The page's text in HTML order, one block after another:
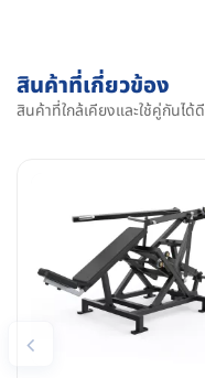
สินค้าที่เกี่ยวข้อง
สินค้าที่ใกล้เคียงและใช้คู่กันได้ดี
‹